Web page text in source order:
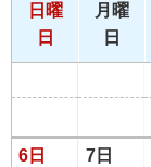
日曜
日
月曜
日
6日 7日